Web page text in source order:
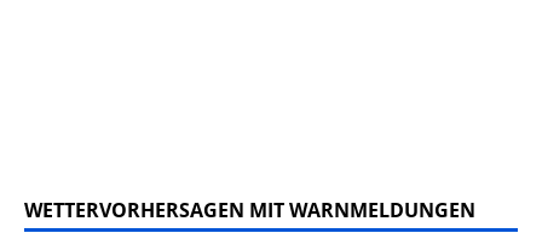
WETTERVORHERSAGEN MIT WARNMELDUNGEN